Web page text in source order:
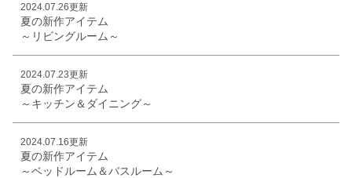
2024.07.26更新
夏の新作アイテム
～リビングルーム～
2024.07.23更新
夏の新作アイテム
～キッチン＆ダイニング～
2024.07.16更新
夏の新作アイテム
～ベッドルーム＆バスルーム～